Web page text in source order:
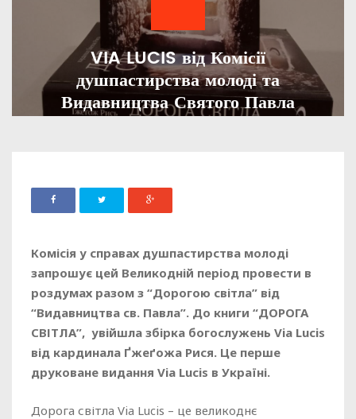
VIA LUCIS від Комісії
душпастирства молоді та
Видавництва Святого Павла
Комісія у справах душпастирства молоді
запрошує цей Великодній період провести в
роздумах разом з “Дорогою світла” від
“Видавництва св. Павла”. До книги “ДОРОГА
СВІТЛА”, увійшла збірка богослужень Via Lucis
від кардинала Ґжеґожа Рися. Це перше
друковане видання Via Lucis в Україні.
Дорога світла Via Lucis – це великоднє